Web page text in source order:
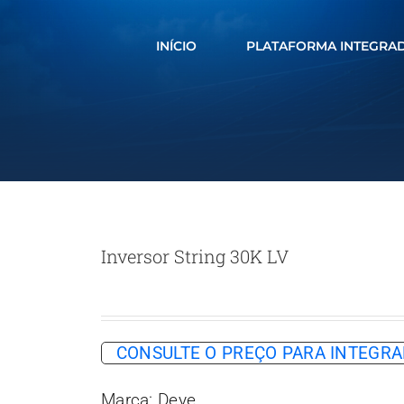
INÍCIO PLATAFORMA
Inversor String 30K LV
CONSULTE O PREÇO PARA